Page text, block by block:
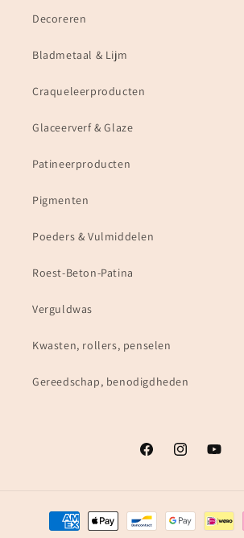
Decoreren
Bladmetaal & Lijm
Craqueleerproducten
Glaceerverf & Glaze
Patineerproducten
Pigmenten
Poeders & Vulmiddelen
Roest-Beton-Patina
Verguldwas
Kwasten, rollers, penselen
Gereedschap, benodigdheden
FacebookInstagramYouTube
Betaalmethoden